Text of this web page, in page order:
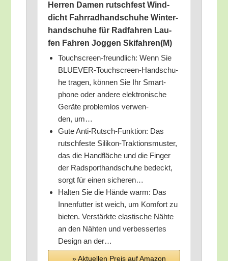
Her­ren Damen rutsch­fest Wind­
dicht Fahr­rad­hand­schu­he Win­ter­
hand­schu­he für Rad­fah­ren Lau­
fen Fah­ren Jog­gen Skifahren(M)
Touch­screen-freund­lich: Wenn Sie
BLUE­VER-Touch­screen-Hand­schu­
he tra­gen, kön­nen Sie Ihr Smart­
phone oder ande­re elek­tro­ni­sche
Gerä­te pro­blem­los ver­wen­
den, um…
Gute Anti-Rutsch-Funk­ti­on: Das
rutsch­fes­te Sili­kon-Trak­ti­ons­mus­ter,
das die Hand­flä­che und die Fin­ger
der Rad­sport­hand­schu­he bedeckt,
sorgt für einen sicheren…
Hal­ten Sie die Hän­de warm: Das
Innen­fut­ter ist weich, um Kom­fort zu
bie­ten. Ver­stärk­te elas­ti­sche Näh­te
an den Näh­ten und ver­bes­ser­tes
Design an der…
» Aktu­el­len Preis auf Ama­zon